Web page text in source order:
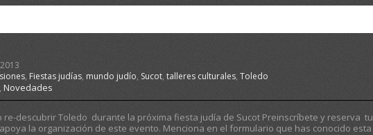
, Fiestas judías, mundo judío, Sucot, talleres culturales, Toledo
,Novedades
descubrir Toledo durante la próxima fiesta judía de Sucot Preinscríbete y reserva tu
la organización de este evento. Menciona en el formulario que has conocido esta